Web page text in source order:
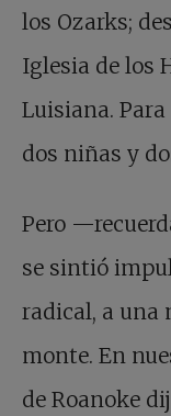
los Ozarks;
Iglesia de los
Luisiana.
dos niñas y
Pero
se sintió
radical, a una
monte. En
de Roanoke